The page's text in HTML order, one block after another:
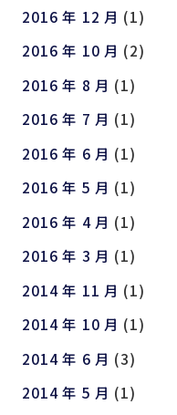
2016 年 12 月 (1)
2016 年 10 月 (2)
2016 年 8 月 (1)
2016 年 7 月 (1)
2016 年 6 月 (1)
2016 年 5 月 (1)
2016 年 4 月 (1)
2016 年 3 月 (1)
2014 年 11 月 (1)
2014 年 10 月 (1)
2014 年 6 月 (3)
2014 年 5 月 (1)